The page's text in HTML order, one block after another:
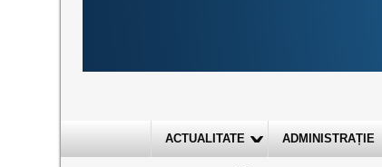
ACTUALITATE ADMINISTRAȚIE